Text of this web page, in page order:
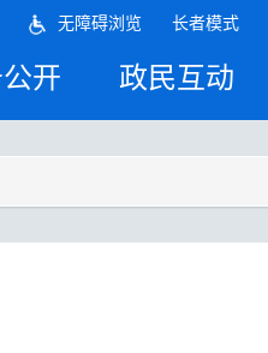
开 政民互动
无障碍浏览 长者模式